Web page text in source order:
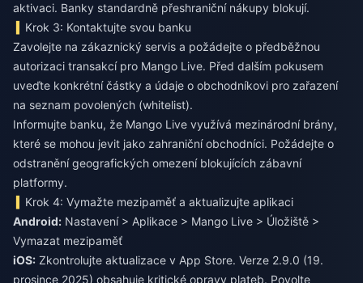
aktivaci. Banky standardně přeshraniční nákupy blokují.
Krok 3: Kontaktujte svou banku
Zavolejte na zákaznický servis a požádejte o předběžnou
autorizaci transakcí pro Mango Live. Před dalším pokusem
uveďte konkrétní částky a údaje o obchodníkovi pro zařazení
na seznam povolených (whitelist).
Informujte banku, že Mango Live využívá mezinárodní brány,
které se mohou jevit jako zahraniční obchodníci. Požádejte o
odstranění geografických omezení blokujících zábavní
platformy.
Krok 4: Vymažte mezipaměť a aktualizujte aplikaci
Android: Nastavení > Aplikace > Mango Live > Úložiště >
Vymazat mezipaměť
iOS: Zkontrolujte aktualizace v App Store. Verze 2.9.0 (19.
prosince 2025) obsahuje kritické opravy plateb. Povolte